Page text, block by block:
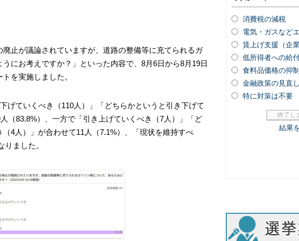
止が議論されていますが、道路の整備等に充てられるガ
にお考えですか？」といった内容で、8月6日から8月19日
を実施しました。
げていくべき（110人）」「どちらかというと引き下げて
（83.8%）、一方で「引き上げていくべき（7人）」「ど
4人）」が合わせて11人（7.1%）、「現状を維持すべ
りました。